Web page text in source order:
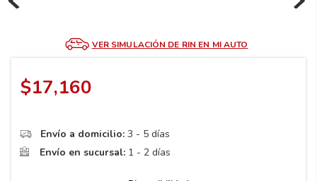
VER SIMULACIÓN DE RIN EN MI AUTO
$17,160
Envío a domicilio: 3 - 5 días
Envío en sucursal: 1 - 2 días
8. 195